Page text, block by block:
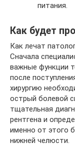
питания.
Как будет
Как лечат
Сначала
важные функции
после
хирургию
острый болевой
тщательная
рентгена и
именно от этого
нижней челюсти.